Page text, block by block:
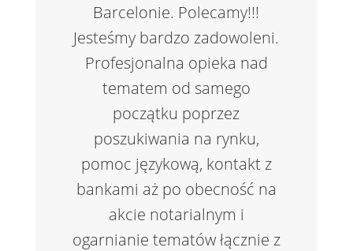
Barcelonie. Polecamy!!!
Jesteśmy bardzo zadowoleni.
Profesjonalna opieka nad
tematem od samego
początku poprzez
poszukiwania na rynku,
pomoc językową, kontakt z
bankami aż po obecność na
akcie notarialnym i
ogarnianie tematów łącznie z